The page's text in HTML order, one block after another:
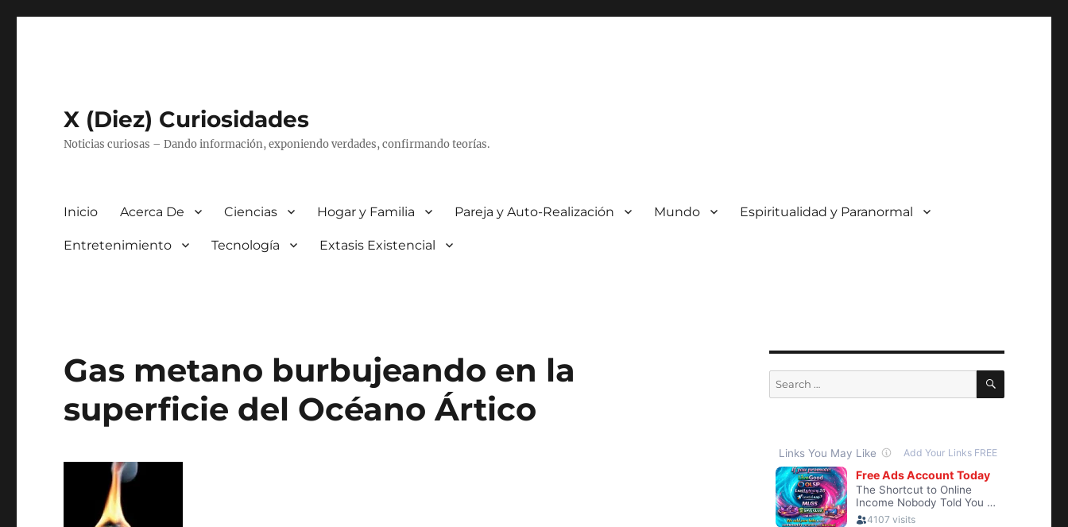
X (Diez) Curiosidades
Noticias curiosas – Dando información, exponiendo verdades, confirmando teorías.
Inicio Acerca De Ciencias Hogar y Familia Pareja y Auto-Realización Mundo Espiritualidad y Paranormal
Entretenimiento Tecnología Extasis Existencial
Gas metano burbujeando en la
superficie del Océano Ártico
Search
for:
SEARCH